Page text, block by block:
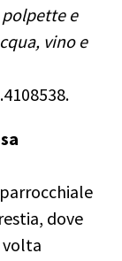
e
vino e
dove
volta